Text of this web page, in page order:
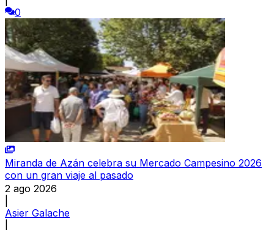
0
Miranda de Azán celebra su Mercado Campesino 2026
con un gran viaje al pasado
2 ago 2026
Asier Galache